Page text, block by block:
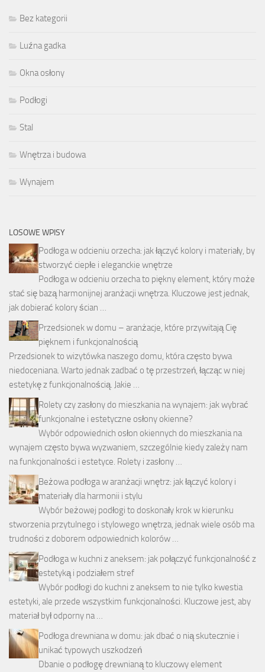
Bez kategorii
Luźna gadka
Okna osłony
Podłogi
Stal
Wnętrza i budowa
Wynajem
LOSOWE WPISY
Podłoga w odcieniu orzecha: jak łączyć kolory i materiały, by
stworzyć ciepłe i eleganckie wnętrze
Podłoga w odcieniu orzecha to piękny element, który może
stać się bazą harmonijnej aranżacji wnętrza. Kluczowe jest jednak,
jak dobierać kolory ścian …
Przedsionek w domu – aranżacje, które przywitają Cię
pięknem i funkcjonalnością
Przedsionek to wizytówka naszego domu, która często bywa
niedoceniana. Warto jednak zadbać o tę przestrzeń, łącząc w niej
estetykę z funkcjonalnością. Jakie …
Rolety czy zasłony do mieszkania na wynajem: jak wybrać
funkcjonalne i estetyczne osłony okienne?
Wybór odpowiednich osłon okiennych do mieszkania na
wynajem często bywa wyzwaniem, szczególnie kiedy zależy nam
na funkcjonalności i estetyce. Rolety i zasłony …
Beżowa podłoga w aranżacji wnętrz: jak łączyć kolory i
materiały dla harmonii i stylu
Wybór beżowej podłogi to doskonały krok w kierunku
stworzenia przytulnego i stylowego wnętrza, jednak wiele osób ma
trudności z doborem odpowiednich kolorów …
Podłoga w kuchni z aneksem: jak połączyć funkcjonalność z
estetyką i podziałem stref
Wybór podłogi do kuchni z aneksem to nie tylko kwestia
estetyki, ale przede wszystkim funkcjonalności. Kluczowe jest, aby
materiał był odporny na …
Podłoga drewniana w domu: jak dbać o nią skutecznie i
unikać typowych uszkodzeń
Dbanie o podłogę drewnianą to kluczowy element